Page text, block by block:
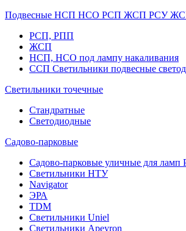
Подвесные НСП НСО РСП ЖСП РСУ
РСП, РПП
ЖСП
НСП, НСО под лампу накаливания
ССП Светильники подвесные
Светильники точечные
Стандратные
Светодиодные
Садово-парковые
Садово-парковые уличные для
Светильники НТУ
Navigator
ЭРА
TDM
Светильники Uniel
Светильники Apeyron